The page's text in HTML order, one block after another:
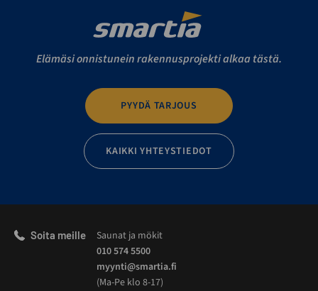
Elämäsi onnistunein rakennusprojekti alkaa tästä.
PYYDÄ TARJOUS
KAIKKI YHTEYSTIEDOT
Soita meille
Saunat ja mökit
010 574 5500
myynti@smartia.fi
(Ma-Pe klo 8-17)